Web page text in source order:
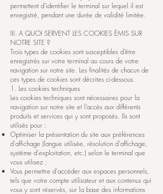
permettent d’identifier le terminal sur lequel il est
enregistré, pendant une durée de validité limitée.
III. A QUOI SERVENT LES COOKIES ÉMIS SUR
NOTRE SITE ?
Trois types de cookies sont susceptibles d’être
enregistrés sur votre terminal au cours de votre
navigation sur notre site. Les finalités de chacun de
ces types de cookies sont décrites ci-dessous.
1. Les cookies techniques
Les cookies techniques sont nécessaires pour la
navigation sur notre site et l’accès aux différents
produits et services qui y sont proposés. Ils sont
utilisés pour :
Optimiser la présentation du site aux préférences
d'affichage (langue utilisée, résolution d'affichage,
système d'exploitation, etc.) selon le terminal que
vous utilisez ;
Vous permettre d'accéder aux espaces personnels,
tels que votre compte utilisateur et aux contenus qui
vous y sont réservés, sur la base des informations